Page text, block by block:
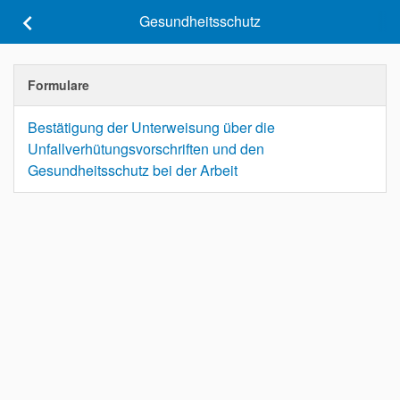
keyboard_arrow_left Gesundheitsschutz
Formulare
Bestätigung der Unterweisung über die
Unfallverhütungsvorschriften und den
Gesundheitsschutz bei der Arbeit